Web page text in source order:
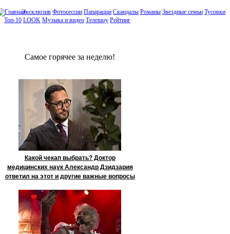
Эксклюзив Фотосессии Папарацци Скандалы Романы Звездные семьи Тусовки
Топ-10 LOOK Музыка и видео Телешоу Рейтинг
Сaмое гoрячее за неделю!
Какой чекап выбрать? Доктор
медицинских наук Александр Дзидзария
ответил на этот и другие важные вопросы